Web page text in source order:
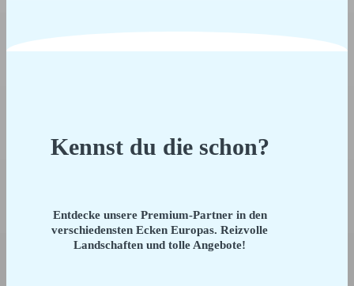
Kennst du die schon?
Entdecke unsere Premium-Partner in den
verschiedensten Ecken Europas. Reizvolle
Landschaften und tolle Angebote!